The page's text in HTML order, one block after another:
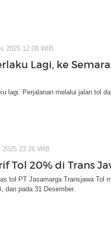
2025 12:08 WIB
Lagi, ke
lagi. Perjalanan melalui jalan tol
2025 23:26 WIB
Tol 20% di Trans
tol PT Jasamarga Transjawa Tol
dan pada 31 Desember.